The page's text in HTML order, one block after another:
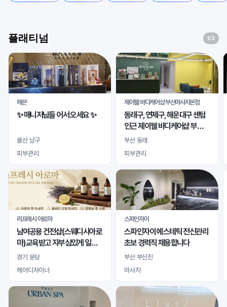
플래티넘 1/2
헤븐
✨ 매니저님들 어서 오세요 ✨
울산 남구
피부관리
리프레시 아로마
남여공용 건전샵(스웨디시아로
마)교육받고 자부심있게 일하
실 바디테라피사 모십니다
경기 분당
헤어디자이너
제이웰 바디케어샵 부산마사지본점
동래구, 연제구, 해운대구 센텀
인근 제이웰 바디케어샵 부산
마사지본점 여자 관리사님 모
십니다
부산 동래
피부관리
스파인자이
스파인자이 에스테틱 전신관리
초보 경력직 채용합니다
부산 부산진
마사지